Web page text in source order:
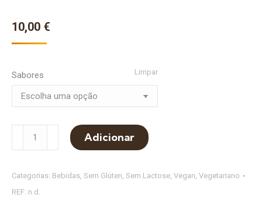
10,00 €
Sabores Limpar
Quantidade
Adicionar
Categorias: Bebidas, Sem Glúten, Sem Lactose, Vegan, Vegetariano
REF: n.d.